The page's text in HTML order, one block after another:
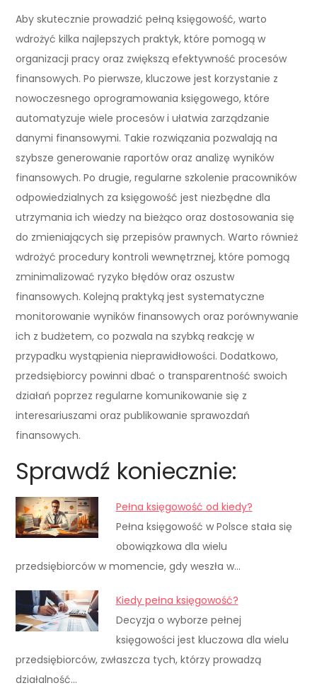
Aby skutecznie prowadzić pełną księgowość, warto
wdrożyć kilka najlepszych praktyk, które pomogą w
organizacji pracy oraz zwiększą efektywność procesów
finansowych. Po pierwsze, kluczowe jest korzystanie z
nowoczesnego oprogramowania księgowego, które
automatyzuje wiele procesów i ułatwia zarządzanie
danymi finansowymi. Takie rozwiązania pozwalają na
szybsze generowanie raportów oraz analizę wyników
finansowych. Po drugie, regularne szkolenie pracowników
odpowiedzialnych za księgowość jest niezbędne dla
utrzymania ich wiedzy na bieżąco oraz dostosowania się
do zmieniających się przepisów prawnych. Warto również
wdrożyć procedury kontroli wewnętrznej, które pomogą
zminimalizować ryzyko błędów oraz oszustw
finansowych. Kolejną praktyką jest systematyczne
monitorowanie wyników finansowych oraz porównywanie
ich z budżetem, co pozwala na szybką reakcję w
przypadku wystąpienia nieprawidłowości. Dodatkowo,
przedsiębiorcy powinni dbać o transparentność swoich
działań poprzez regularne komunikowanie się z
interesariuszami oraz publikowanie sprawozdań
finansowych.
Sprawdź koniecznie:
Pełna księgowość od kiedy?
Pełna księgowość w Polsce stała się
obowiązkowa dla wielu
przedsiębiorców w momencie, gdy weszła w…
Kiedy pełna księgowość?
Decyzja o wyborze pełnej
księgowości jest kluczowa dla wielu
przedsiębiorców, zwłaszcza tych, którzy prowadzą
działalność…